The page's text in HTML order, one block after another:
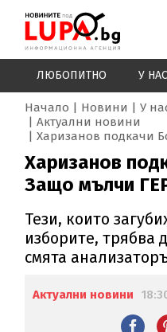
ЛЮБОПИТНО У НАС
Начало Новини У
Актуални новини
Харизанов подкачи
Харизанов
Защо мълчи
Тези, които
изборите, трябва
смята
Актуални новини